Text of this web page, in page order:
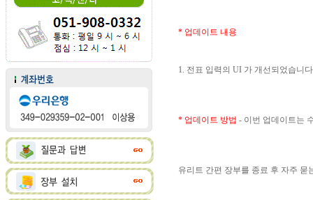
* 업데이트 내용
1. 전표 입력의 UI 가 개선되었습니
* 업데이트 방법 - 이번 업데이트는
유리트 간편 장부를 종료 후 자주